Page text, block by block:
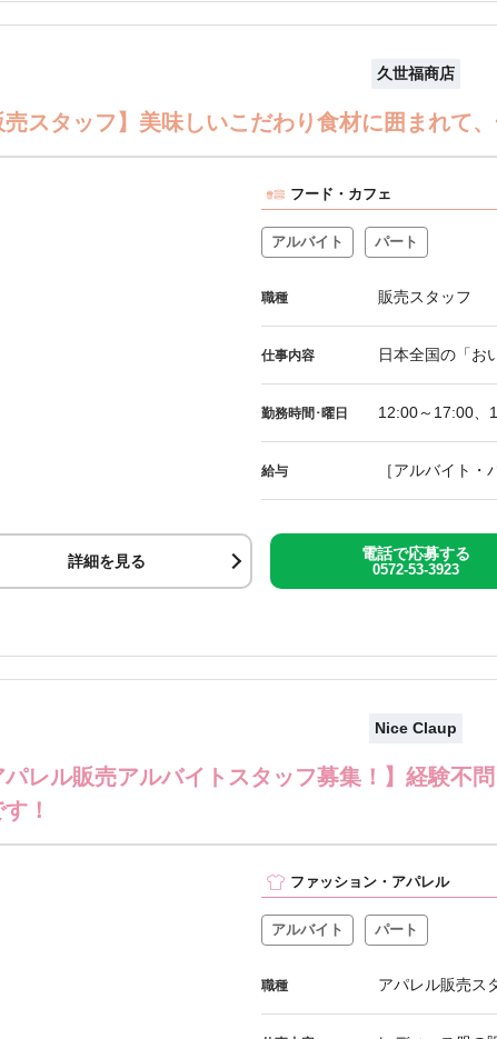
久世福商店
売スタッフ】美味しいこだわり食材に囲まれて
フード・カフェ
アルバイト パート
職種 販売スタッフ
仕事内容 日本全国の「お
勤務時間･曜日 12:00～17:00、
給与 ［アルバイト
詳細を見る 電話で応募する
0572-53-3923
Nice Claup
パレル販売アルバイトスタッフ募集！】経験不
！
ファッション・アパレル
アルバイト パート
職種 アパレル販売ス